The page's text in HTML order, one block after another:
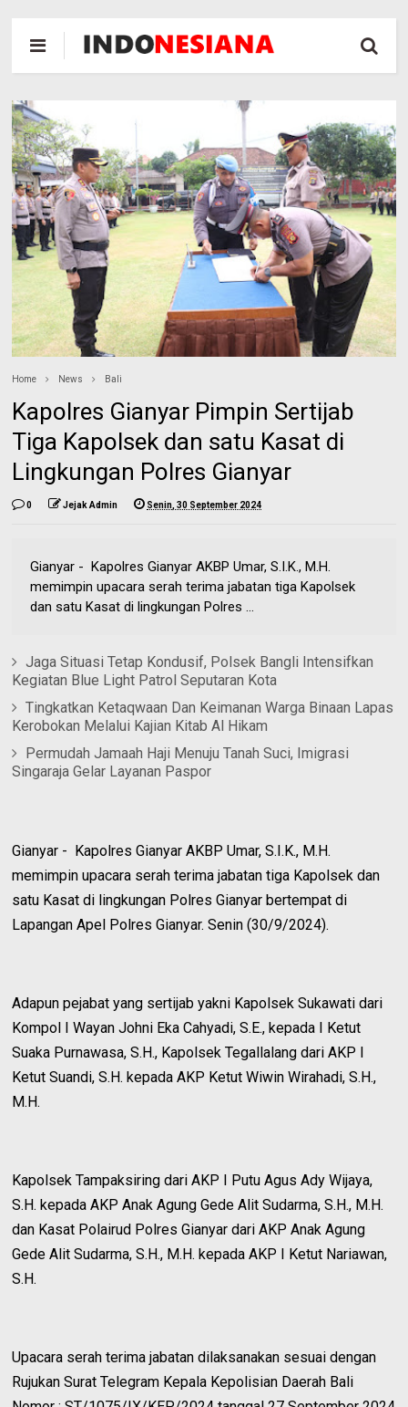
Home News Bali
Kapolres Gianyar Pimpin Sertijab
Tiga Kapolsek dan satu Kasat di
Lingkungan Polres Gianyar
0 Jejak Admin Senin, 30 September 2024
Gianyar - Kapolres Gianyar AKBP Umar, S.I.K., M.H.
memimpin upacara serah terima jabatan tiga Kapolsek
dan satu Kasat di lingkungan Polres ...
Jaga Situasi Tetap Kondusif, Polsek Bangli Intensifkan
Kegiatan Blue Light Patrol Seputaran Kota
Tingkatkan Ketaqwaan Dan Keimanan Warga Binaan Lapas
Kerobokan Melalui Kajian Kitab Al Hikam
Permudah Jamaah Haji Menuju Tanah Suci, Imigrasi
Singaraja Gelar Layanan Paspor
Gianyar - Kapolres Gianyar AKBP Umar, S.I.K., M.H.
memimpin upacara serah terima jabatan tiga Kapolsek dan
satu Kasat di lingkungan Polres Gianyar bertempat di
Lapangan Apel Polres Gianyar. Senin (30/9/2024).
Adapun pejabat yang sertijab yakni Kapolsek Sukawati dari
Kompol I Wayan Johni Eka Cahyadi, S.E., kepada I Ketut
Suaka Purnawasa, S.H., Kapolsek Tegallalang dari AKP I
Ketut Suandi, S.H. kepada AKP Ketut Wiwin Wirahadi, S.H.,
M.H.
Kapolsek Tampaksiring dari AKP I Putu Agus Ady Wijaya,
S.H. kepada AKP Anak Agung Gede Alit Sudarma, S.H., M.H.
dan Kasat Polairud Polres Gianyar dari AKP Anak Agung
Gede Alit Sudarma, S.H., M.H. kepada AKP I Ketut Nariawan,
S.H.
Upacara serah terima jabatan dilaksanakan sesuai dengan
Rujukan Surat Telegram Kepala Kepolisian Daerah Bali